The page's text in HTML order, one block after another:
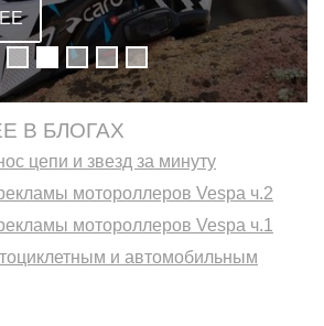
В БЛОГАХ
цепи и звезд за минуту
мотороллеров Vespa ч.2
мотороллеров Vespa ч.1
и автомобильным